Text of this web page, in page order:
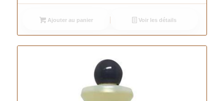
Ajouter au panier Voir les détails